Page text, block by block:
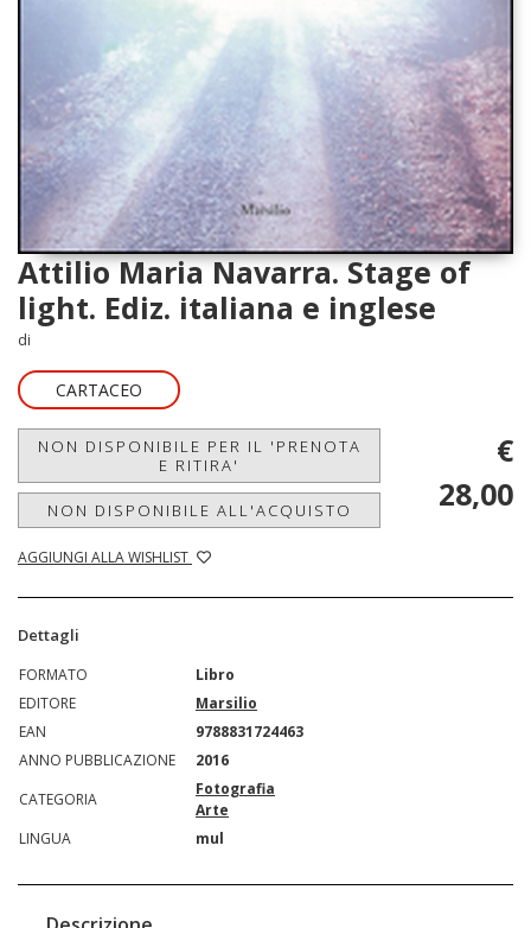
Attilio Maria Navarra. Stage of
light. Ediz. italiana e inglese
di
CARTACEO
NON DISPONIBILE PER IL 'PRENOTA
E RITIRA'
NON DISPONIBILE ALL'ACQUISTO
AGGIUNGI ALLA WISHLIST
€
28,00
Dettagli
FORMATO
Libro
EDITORE
Marsilio
EAN
9788831724463
ANNO PUBBLICAZIONE
2016
CATEGORIA
Fotografia
Arte
LINGUA
mul